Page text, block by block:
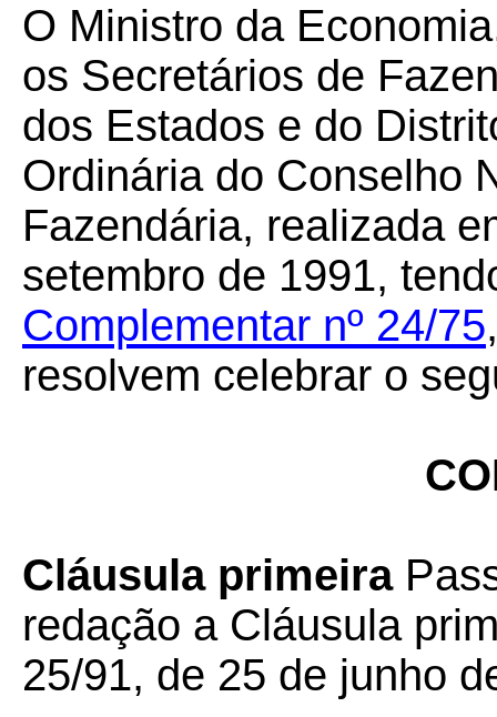
O Ministro da
os Secretários de
dos Estados e do
Ordinária do Conselho
Fazendária, realizada
setembro de 1991,
Complementar nº 24/75
resolvem celebrar o
Cláusula primeira
redação a Cláusula
25/91, de 25 de junho